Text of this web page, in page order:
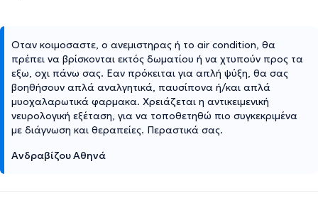
Οταν κοιμοσαστε, ο ανεμιστηρας ή το air condition, θα
πρέπει να βρίσκονται εκτός δωματίου ή να χτυπούν προς τα
εξω, οχι πάνω σας. Εαν πρόκειται για απλή ψύξη, θα σας
βοηθήσουν απλά αναλγητικά, παυσίπονα ή/και απλά
μυοχαλαρωτικά φαρμακα. Χρειάζεται η αντικειμενική
νευρολογική εξέταση, για να τοποθετηθώ πιο συγκεκριμένα
με διάγνωση και θεραπείες. Περαστικά σας.
Ανδραβίζου Αθηνά